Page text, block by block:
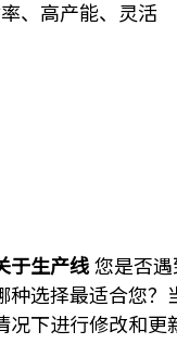
、高产能、灵活
于生产线 您是否
种选择最适合您？
况下进行修改和更